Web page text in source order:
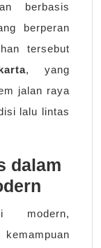
berbasis
berperan
tersebut
, yang
jalan raya
lalu lintas
dalam
modern,